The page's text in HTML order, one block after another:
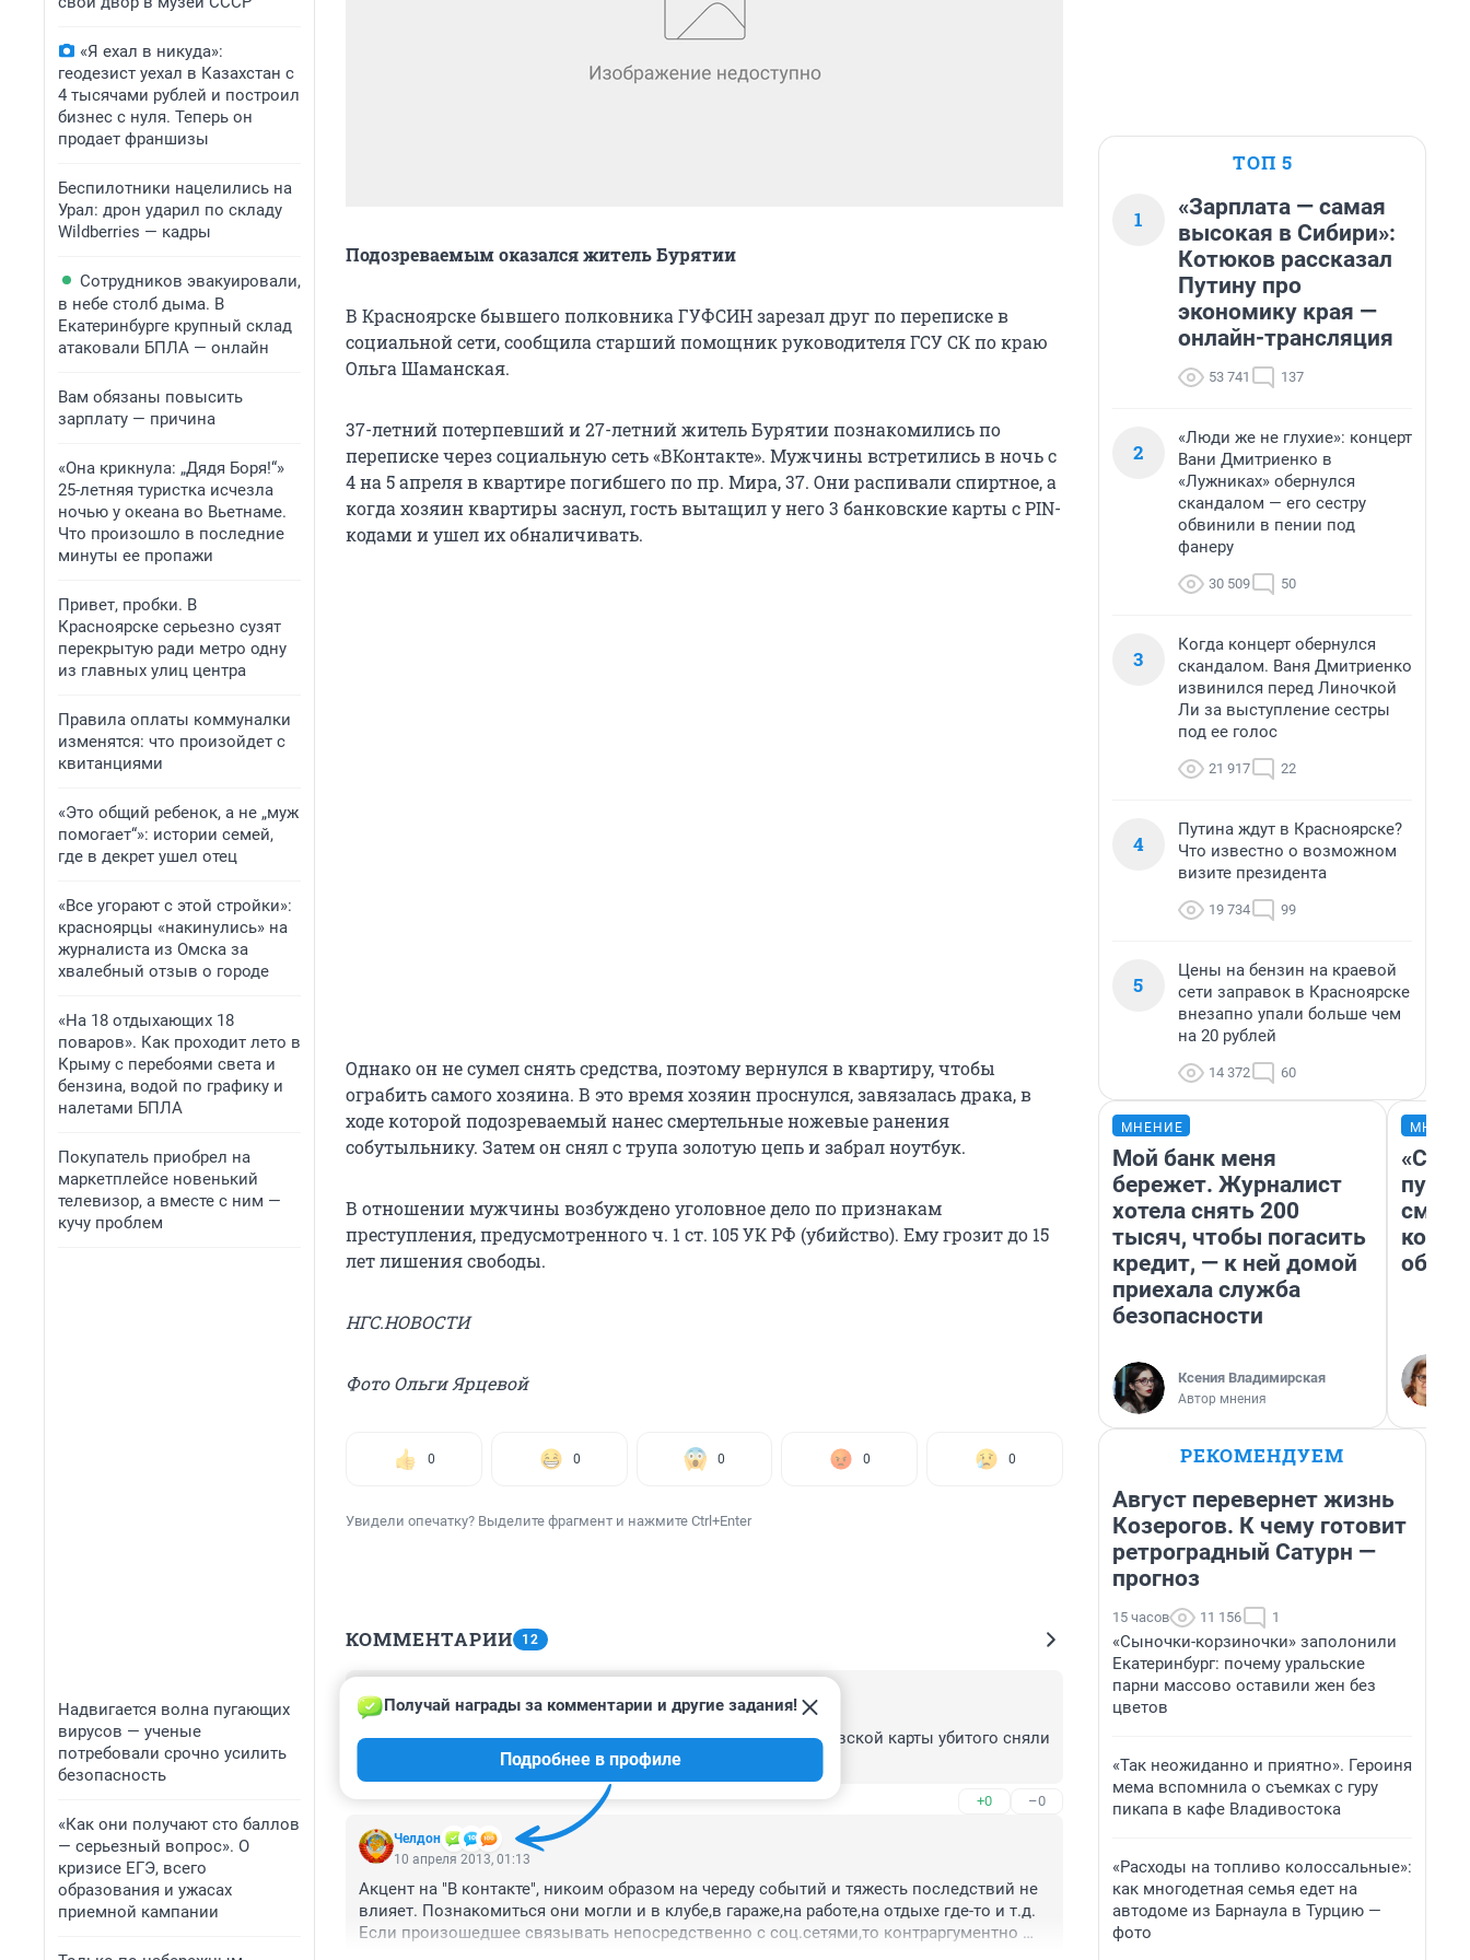
«Я ехал в никуда»:
геодезист уехал в Казахстан с
4 тысячами рублей и построил
бизнес с нуля. Теперь он
продает франшизы
Беспилотники нацелились на
Урал: дрон ударил по складу
Wildberries — кадры
Сотрудников эвакуировали,
в небе столб дыма. В
Екатеринбурге крупный склад
атаковали БПЛА — онлайн
Вам обязаны повысить
зарплату — причина
«Она крикнула: „Дядя Боря!“»
25-летняя туристка исчезла
ночью у океана во Вьетнаме.
Что произошло в последние
минуты ее пропажи
Привет, пробки. В
Красноярске серьезно сузят
перекрытую ради метро одну
из главных улиц центра
Правила оплаты коммуналки
изменятся: что произойдет с
квитанциями
«Это общий ребенок, а не „муж
помогает“»: истории семей,
где в декрет ушел отец
«Все угорают с этой стройки»:
красноярцы «накинулись» на
журналиста из Омска за
хвалебный отзыв о городе
«На 18 отдыхающих 18
поваров». Как проходит лето в
Крыму с перебоями света и
бензина, водой по графику и
налетами БПЛА
Покупатель приобрел на
маркетплейсе новенький
телевизор, а вместе с ним —
кучу проблем
Надвигается волна пугающих
вирусов — ученые
потребовали срочно усилить
безопасность
«Как они получают сто баллов
— серьезный вопрос». О
кризисе ЕГЭ, всего
образования и ужасах
приемной кампании
Подозреваемым оказался житель Бурятии
В Красноярске бывшего полковника ГУФСИН зарезал друг по переписке в
социальной сети, сообщила старший помощник руководителя ГСУ СК по краю
Ольга Шаманская.
37-летний потерпевший и 27-летний житель Бурятии познакомились по
переписке через социальную сеть «ВКонтакте». Мужчины встретились в ночь с
4 на 5 апреля в квартире погибшего по пр. Мира, 37. Они распивали спиртное, а
когда хозяин квартиры заснул, гость вытащил у него 3 банковские карты с PIN-
кодами и ушел их обналичивать.
Однако он не сумел снять средства, поэтому вернулся в квартиру, чтобы
ограбить самого хозяина. В это время хозяин проснулся, завязалась драка, в
ходе которой подозреваемый нанес смертельные ножевые ранения
собутыльнику. Затем он снял с трупа золотую цепь и забрал ноутбук.
В отношении мужчины возбуждено уголовное дело по признакам
преступления, предусмотренного ч. 1 ст. 105 УК РФ (убийство). Ему грозит до 15
лет лишения свободы.
НГС.НОВОСТИ
Фото Ольги Ярцевой
0 0 0 0 0
Увидели опечатку? Выделите фрагмент и нажмите Ctrl+Enter
КОММЕНТАРИИ 12
18 апреля 2013, 14:53
8-го задержали предполагаемого преступника, а 9-го с банковской карты убитого сняли
крупную сумму денег. Кто???
+0 –0
Челдон
Получай награды за комментарии и другие задания!
Подробнее в профиле
10 апреля 2013, 01:13
Акцент на "В контакте", никоим образом на череду событий и тяжесть последствий не
влияет. Познакомиться они могли и в клубе,в гараже,на работе,на отдыхе где-то и т.д.
Если произошедшее связывать непосредственно с соц.сетями,то контраргументно
ТОП 5
1
«Зарплата — самая
высокая в Сибири»:
Котюков рассказал
Путину про
экономику края —
онлайн-трансляция
53 741 137
2
«Люди же не глухие»: концерт
Вани Дмитриенко в
«Лужниках» обернулся
скандалом — его сестру
обвинили в пении под
фанеру
30 509 50
3
Когда концерт обернулся
скандалом. Ваня Дмитриенко
извинился перед Линочкой
Ли за выступление сестры
под ее голос
21 917 22
4
Путина ждут в Красноярске?
Что известно о возможном
визите президента
19 734 99
5
Цены на бензин на краевой
сети заправок в Красноярске
внезапно упали больше чем
на 20 рублей
14 372 60
МНЕНИЕ
Мой банк меня
бережет. Журналист
хотела снять 200
тысяч, чтобы погасить
кредит, — к ней домой
приехала служба
безопасности
Ксения Владимирская
Автор мнения
РЕКОМЕНДУЕМ
Август перевернет жизнь
Козерогов. К чему готовит
ретроградный Сатурн —
прогноз
15 часов 11 156 1
«Сыночки-корзиночки» заполонили
Екатеринбург: почему уральские
парни массово оставили жен без
цветов
«Так неожиданно и приятно». Героиня
мема вспомнила о съемках с гуру
пикапа в кафе Владивостока
«Расходы на топливо колоссальные»:
как многодетная семья едет на
автодоме из Барнаула в Турцию —
фото